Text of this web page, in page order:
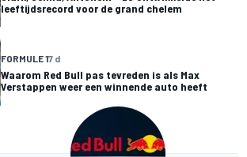
leeftijdsrecord voor de grand chelem
FORMULE 17 d
Waarom Red Bull pas tevreden is als Max
Verstappen weer een winnende auto heeft